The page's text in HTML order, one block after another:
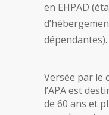
en EHPAD
dépendantes).
Versée par le
l’APA est
de 60 ans et